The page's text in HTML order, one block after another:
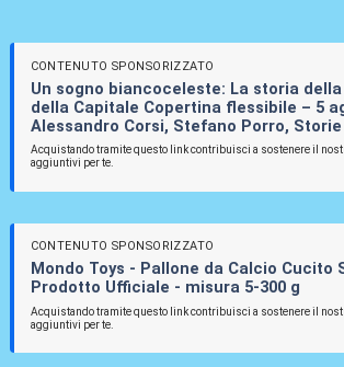
CONTENUTO SPONSORIZZATO
Un sogno biancoceleste: La storia
della Capitale Copertina flessibile – 5
Alessandro Corsi, Stefano Porro,
Acquistando tramite questo link contribuisci a sostenere il
aggiuntivi per te.
CONTENUTO SPONSORIZZATO
Mondo Toys - Pallone da Calcio Cucito
Prodotto Ufficiale - misura 5-300 g
Acquistando tramite questo link contribuisci a sostenere il
aggiuntivi per te.